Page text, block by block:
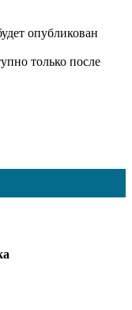
опубликован
только после